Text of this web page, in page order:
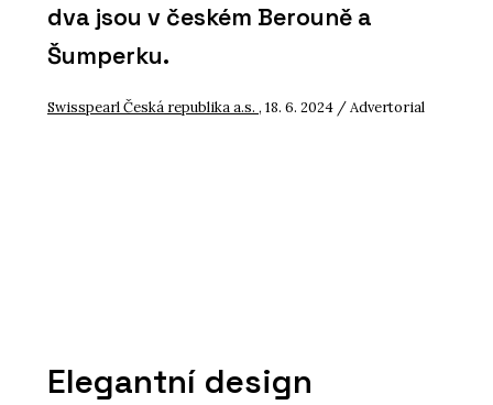
dva jsou v českém Berouně a
Šumperku.
Swisspearl Česká republika a.s. , 18. 6. 2024 / Advertorial
Elegantní design